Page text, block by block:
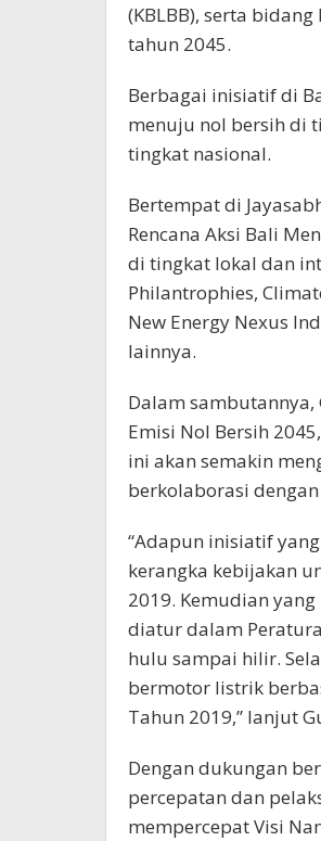
(KBLBB), serta
tahun 2045.
Berbagai inisiatif di
menuju nol bersih di
tingkat nasional.
Bertempat di
Rencana Aksi Bali
di tingkat lokal dan
Philantrophies,
New Energy Nexus
lainnya.
Dalam
Emisi Nol Bersih
ini akan semakin
berkolaborasi
“Adapun inisiatif
kerangka kebijakan
2019. Kemudian
diatur dalam
hulu sampai hilir.
bermotor listrik
Tahun 2019,” lanjut
Dengan dukungan
percepatan dan
mempercepat Visi